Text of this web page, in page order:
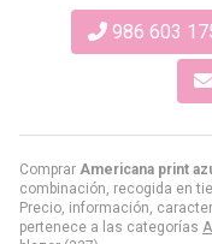
Comprar Americana print
combinación, recogida en
Precio, información,
pertenece a las categorías
986 603